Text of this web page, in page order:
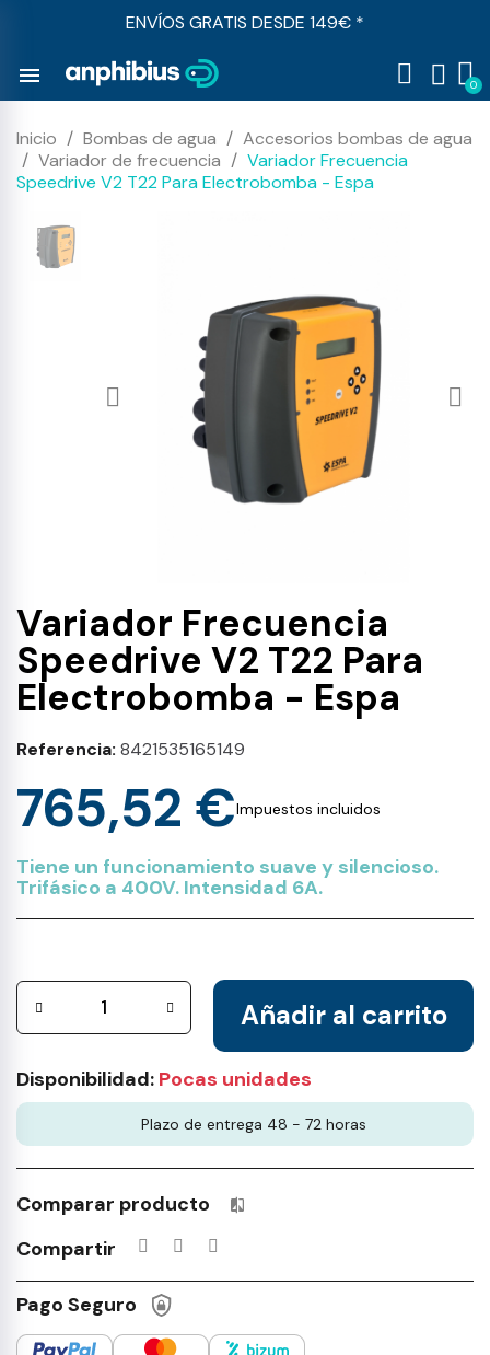
ENVÍOS GRATIS DESDE 149€ *
menu
Inicio Bombas de agua
Accesorios bombas de agua
Variador de frecuencia
Variador Frecuencia
Speedrive V2 T22 Para Electrobomba - Espa
Variador Frecuencia
Speedrive V2 T22 Para
Electrobomba - Espa
Referencia 8421535165149
765,52 €Impuestos incluidos
Tiene un funcionamiento suave y silencioso.
Trifásico a 400V. Intensidad 6A.
Añadir al carrito
Disponibilidad: Pocas unidades
Plazo de entrega 48 - 72 horas
Comparar producto Productos incluidos en tu lista
Compartir
Pago Seguro